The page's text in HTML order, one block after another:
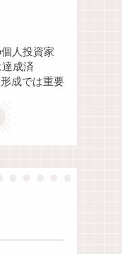
人投資家
達成済
成では重要